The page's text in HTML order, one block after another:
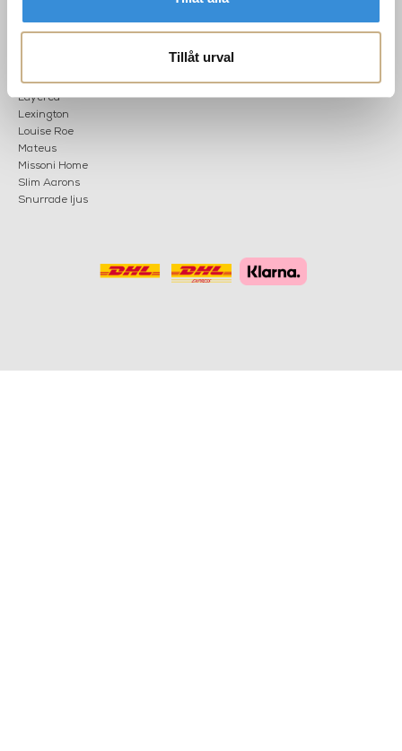
Tillåt urval
KATEGORIER
Fotokonst
Layered
Lexington
Louise Roe
Mateus
Missoni Home
Slim Aarons
Snurrade ljus